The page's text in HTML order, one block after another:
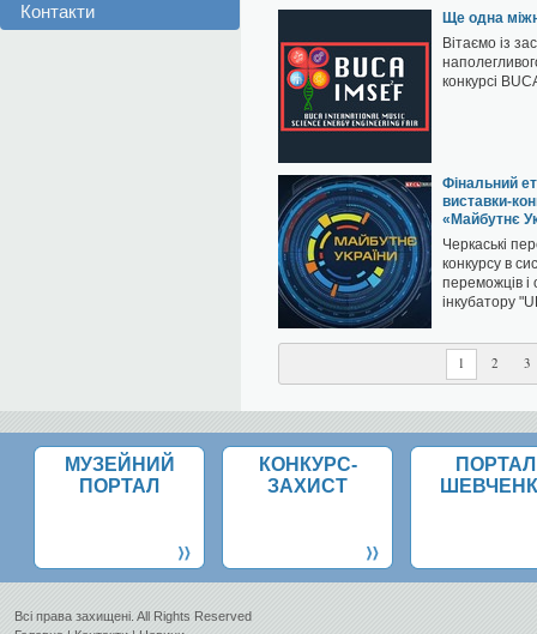
Контакти
Ще одна
Вітаємо із
конкурсі
Фінальний
виставки-
«Майбутнє
Черкаські
конкурсу в
переможців
інкубатору
1 2 3
МУЗЕЙНИЙ
ПОРТАЛ
КОНКУРС-
ЗАХИСТ
ПОРТАЛ
Всi права захищенi. All Rights Reserved